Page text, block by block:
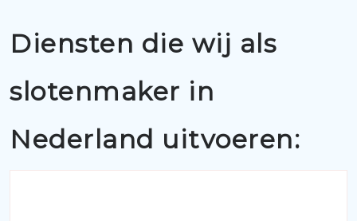
Diensten die wij als
slotenmaker in
Nederland uitvoeren: